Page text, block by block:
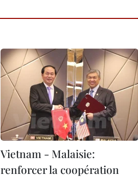
Vietnam - Malaisie:
renforcer la coopération